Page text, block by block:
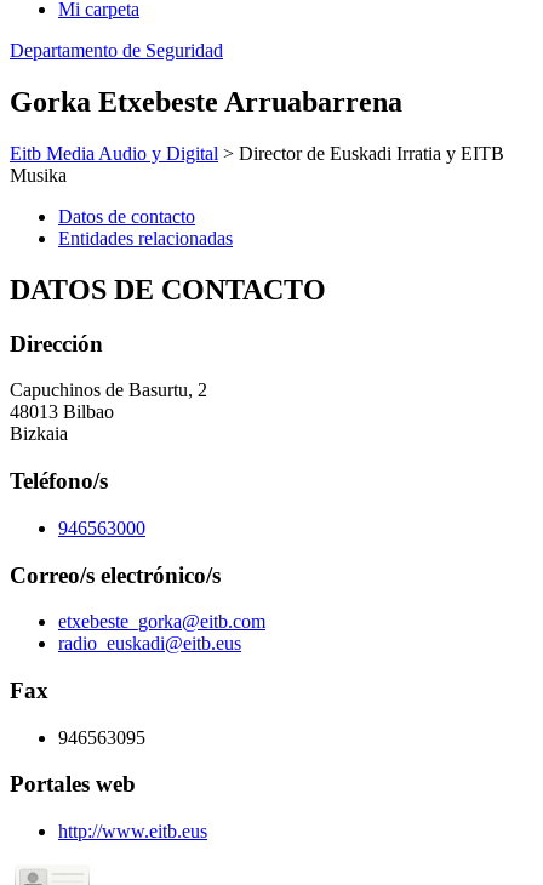
Mi carpeta
Departamento de Seguridad
Gorka Etxebeste Arruabarrena
Eitb Media Audio y Digital > Director de Euskadi Irratia y EITB
Musika
Datos de contacto
Entidades relacionadas
DATOS DE CONTACTO
Dirección
Capuchinos de Basurtu, 2
48013 Bilbao
Bizkaia
Teléfono/s
946563000
Correo/s electrónico/s
etxebeste_gorka@eitb.com
radio_euskadi@eitb.eus
Fax
946563095
Portales web
http://www.eitb.eus